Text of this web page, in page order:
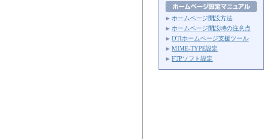
ホームページ開設方法
ホームページ開設時の注意点
DTIホームページ支援ツール
MIME-TYPE設定
FTPソフト設定